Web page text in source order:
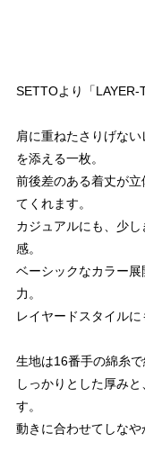
SETTOより「LAYER-T
肩に重ねたさりげな
を添える一枚。
前後差のある着丈が
てくれます。
カジュアルにも、少
感。
ベーシックなカラー
力。
レイヤードスタイルに
生地は16番手の綿糸で
しっかりとした厚み
す。
動きに合わせてしなや